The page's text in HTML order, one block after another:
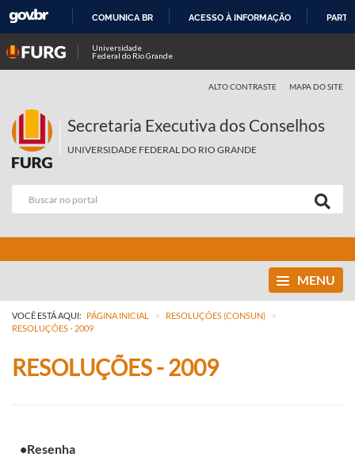
COMUNICA BR ACESSO À INFORMAÇÃO
Universidade
Federal do Rio Grande
ALTO CONTRASTE MAPA DO SITE
Secretaria Executiva dos Conselhos
UNIVERSIDADE FEDERAL DO RIO GRANDE
MENU
VOCÊ ESTÁ AQUI: PÁGINA INICIAL > RESOLUÇÕES (CONSUN) >
RESOLUÇÕES - 2009
RESOLUÇÕES - 2009
•Resenha